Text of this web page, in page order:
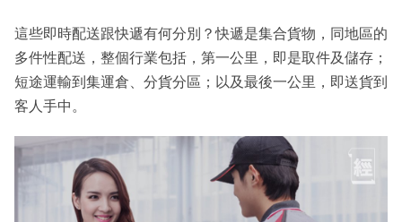
這些即時配送跟快遞有何分別？快遞是集合貨物，同地區的
多件性配送，整個行業包括，第一公里，即是取件及儲存；
短途運輸到集運倉、分貨分區；以及最後一公里，即送貨到
客人手中。